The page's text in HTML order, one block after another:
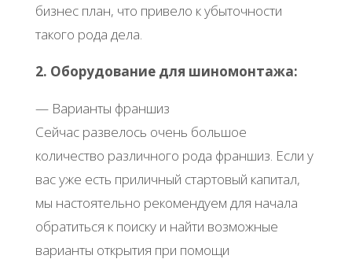
бизнес план, что привело к убыточности
такого рода дела.
2. Оборудование для шиномонтажа:
— Варианты франшиз
Сейчас развелось очень большое
количество различного рода франшиз. Если у
вас уже есть приличный стартовый капитал,
мы настоятельно рекомендуем для начала
обратиться к поиску и найти возможные
варианты открытия при помощи